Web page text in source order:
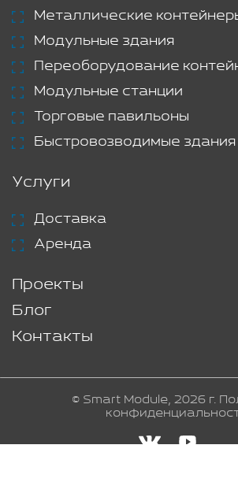
Металлические
Модульные здания
Переоборудование
Модульные станции
Торговые павильоны
Быстровозводимые здания
Услуги
Доставка
Аренда
Проекты
Блог
Контакты
© Smart Module, 2026 г.